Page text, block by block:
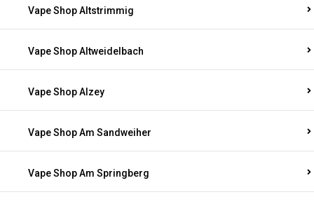
Vape Shop Altstrimmig
Vape Shop Altweidelbach
Vape Shop Alzey
Vape Shop Am Sandweiher
Vape Shop Am Springberg